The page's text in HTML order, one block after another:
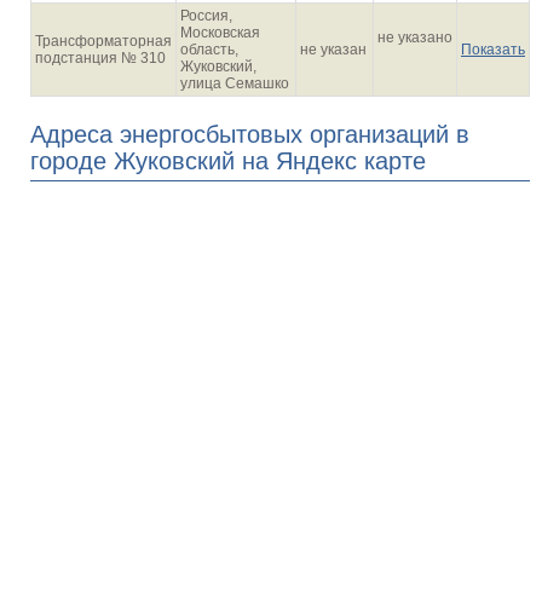
Трансформаторная
подстанция № 310
Россия,
Московская
область,
Жуковский,
улица Семашко
не указан
не указано
Показать
Адреса энергосбытовых организаций в
городе Жуковский на Яндекс карте